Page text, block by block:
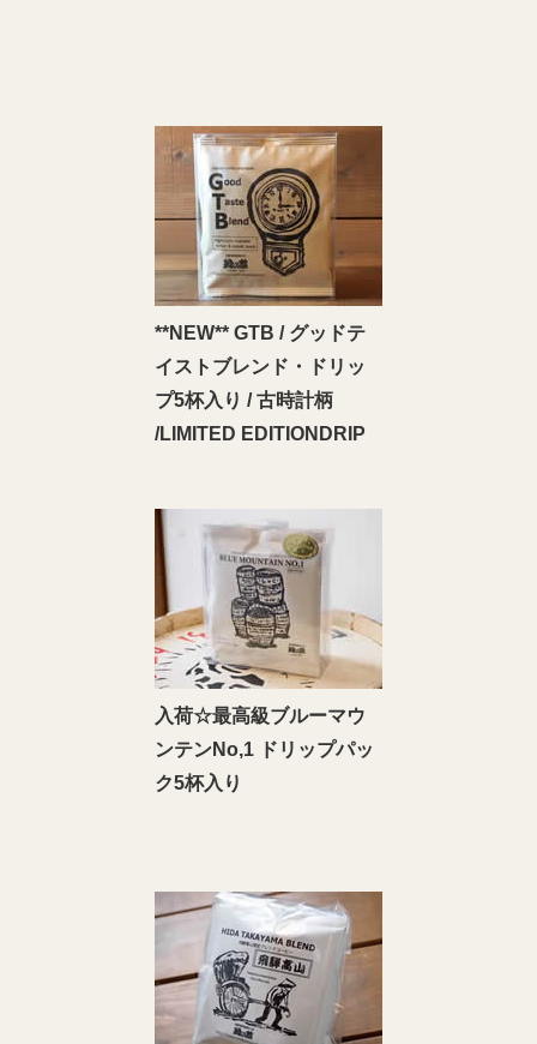
**NEW** GTB / グッドテ
イストブレンド・ドリッ
プ5杯入り / 古時計柄
/LIMITED EDITIONDRIP
入荷☆最高級ブルーマウ
ンテンNo,1 ドリップパッ
ク5杯入り